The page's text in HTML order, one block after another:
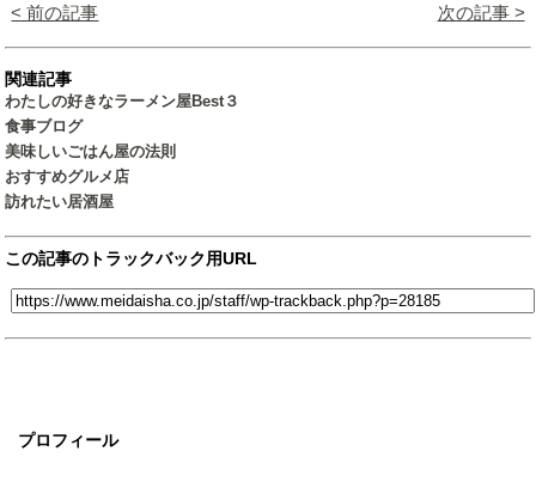
プロフィール
< 前の記事 次の記事 >
関連記事
わたしの好きなラーメン屋Best３
食事ブログ
美味しいごはん屋の法則
おすすめグルメ店
訪れたい居酒屋
この記事のトラックバック用URL